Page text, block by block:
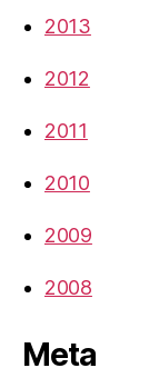
2013
2012
2011
2010
2009
2008
Meta